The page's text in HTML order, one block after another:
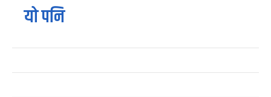
यो पनि